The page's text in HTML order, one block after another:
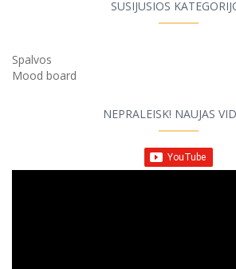
SUSIJUSIOS
Spalvos
Mood board
NEPRALEISK! NAUJAS